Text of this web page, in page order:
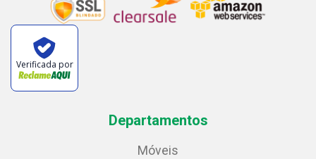
Verificada por
Departamentos
Móveis